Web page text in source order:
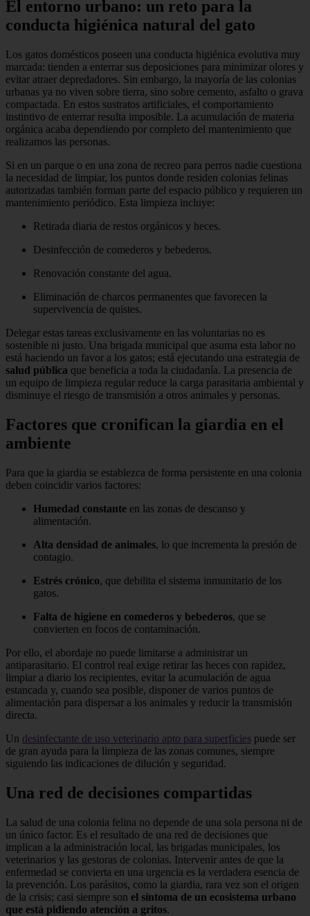
El entorno urbano: un reto para la
conducta higiénica natural del gato
Los gatos domésticos poseen una conducta higiénica evolutiva muy
marcada: tienden a enterrar sus deposiciones para minimizar olores y
evitar atraer depredadores. Sin embargo, la mayoría de las colonias
urbanas ya no viven sobre tierra, sino sobre cemento, asfalto o grava
compactada. En estos sustratos artificiales, el comportamiento
instintivo de enterrar resulta imposible. La acumulación de materia
orgánica acaba dependiendo por completo del mantenimiento que
realizamos las personas.
Si en un parque o en una zona de recreo para perros nadie cuestiona
la necesidad de limpiar, los puntos donde residen colonias felinas
autorizadas también forman parte del espacio público y requieren un
mantenimiento periódico. Esta limpieza incluye:
Retirada diaria de restos orgánicos y heces.
Desinfección de comederos y bebederos.
Renovación constante del agua.
Eliminación de charcos permanentes que favorecen la
supervivencia de quistes.
Delegar estas tareas exclusivamente en las voluntarias no es
sostenible ni justo. Una brigada municipal que asuma esta labor no
está haciendo un favor a los gatos; está ejecutando una estrategia de
salud pública que beneficia a toda la ciudadanía. La presencia de
un equipo de limpieza regular reduce la carga parasitaria ambiental y
disminuye el riesgo de transmisión a otros animales y personas.
Factores que cronifican la giardia en el
ambiente
Para que la giardia se establezca de forma persistente en una colonia
deben coincidir varios factores:
Humedad constante en las zonas de descanso y
alimentación.
Alta densidad de animales, lo que incrementa la presión de
contagio.
Estrés crónico, que debilita el sistema inmunitario de los
gatos.
Falta de higiene en comederos y bebederos, que se
convierten en focos de contaminación.
Por ello, el abordaje no puede limitarse a administrar un
antiparasitario. El control real exige retirar las heces con rapidez,
limpiar a diario los recipientes, evitar la acumulación de agua
estancada y, cuando sea posible, disponer de varios puntos de
alimentación para dispersar a los animales y reducir la transmisión
directa.
Un desinfectante de uso veterinario apto para superficies puede ser
de gran ayuda para la limpieza de las zonas comunes, siempre
siguiendo las indicaciones de dilución y seguridad.
Una red de decisiones compartidas
La salud de una colonia felina no depende de una sola persona ni de
un único factor. Es el resultado de una red de decisiones que
implican a la administración local, las brigadas municipales, los
veterinarios y las gestoras de colonias. Intervenir antes de que la
enfermedad se convierta en una urgencia es la verdadera esencia de
la prevención. Los parásitos, como la giardia, rara vez son el origen
de la crisis; casi siempre son el síntoma de un ecosistema urbano
que está pidiendo atención a gritos.